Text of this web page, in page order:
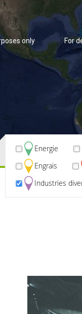
For
For
only
only
Energie
Engrais
Industries